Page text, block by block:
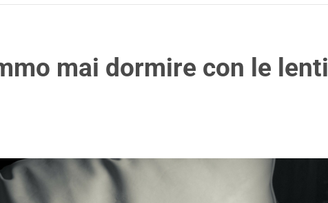
mai dormire con le lenti